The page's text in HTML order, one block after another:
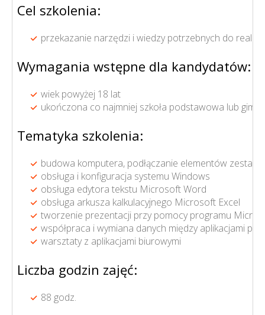
Cel szkolenia:
przekazanie narzędzi i wiedzy potrzebnych do
Wymagania wstępne dla kandydatów:
wiek powyżej 18 lat
ukończona co najmniej szkoła podstawowa lub
Tematyka szkolenia:
budowa komputera, podłączanie elementów zestawu
obsługa i konfiguracja systemu Windows
obsługa edytora tekstu Microsoft Word
obsługa arkusza kalkulacyjnego Microsoft Excel
tworzenie prezentacji przy pomocy programu
współpraca i wymiana danych między aplikacjami
warsztaty z aplikacjami biurowymi
Liczba godzin zajęć:
88 godz.